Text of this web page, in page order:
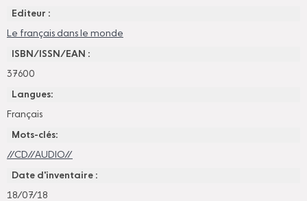
Editeur :
Le français dans le monde
ISBN/ISSN/EAN :
37600
Langues:
Français
Mots-clés:
//CD//AUDIO//
Date d'inventaire :
18/07/18